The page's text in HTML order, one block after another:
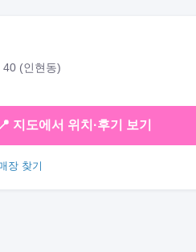
40 (인현동)
📍 지도에서 위치·후기 보기
장 찾기